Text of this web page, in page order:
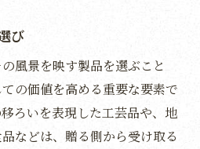
タログギフトの選び方
カタログギフトの選択
イテムとその特徴
合わせた選び方
介するギフトの提案
び
風景を映す製品を選ぶこと
の価値を高める重要な要素で
ろいを表現した工芸品や、地
などは、贈る側から受け取る